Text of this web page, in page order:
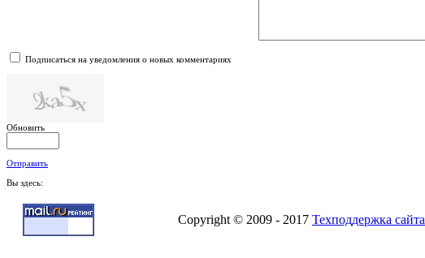
Подписаться на уведомления о новых комментариях
Обновить
Отправить
Вы здесь:
Copyright © 2009 - 2017 Техподдержка сайта